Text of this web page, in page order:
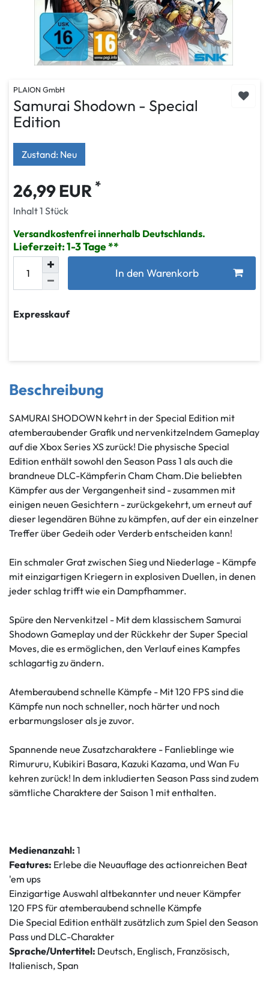
PLAION GmbH
Samurai Shodown - Special
Edition
Zustand: Neu
26,99 EUR *
Inhalt1 Stück
Versandkostenfrei innerhalb Deutschlands.
Lieferzeit: 1-3 Tage
In den Warenkorb
Expresskauf
Beschreibung
SAMURAI SHODOWN kehrt in der Special Edition mit
atemberaubender Grafik und nervenkitzelndem Gameplay
auf die Xbox Series XS zurück! Die physische Special
Edition enthält sowohl den Season Pass 1 als auch die
brandneue DLC-Kämpferin Cham Cham.Die beliebten
Kämpfer aus der Vergangenheit sind - zusammen mit
einigen neuen Gesichtern - zurückgekehrt, um erneut auf
dieser legendären Bühne zu kämpfen, auf der ein einzelner
Treffer über Gedeih oder Verderb entscheiden kann!
Ein schmaler Grat zwischen Sieg und Niederlage - Kämpfe
mit einzigartigen Kriegern in explosiven Duellen, in denen
jeder schlag trifft wie ein Dampfhammer.
Spüre den Nervenkitzel - Mit dem klassischem Samurai
Shodown Gameplay und der Rückkehr der Super Special
Moves, die es ermöglichen, den Verlauf eines Kampfes
schlagartig zu ändern.
Atemberaubend schnelle Kämpfe - Mit 120 FPS sind die
Kämpfe nun noch schneller, noch härter und noch
erbarmungsloser als je zuvor.
Spannende neue Zusatzcharaktere - Fanlieblinge wie
Rimururu, Kubikiri Basara, Kazuki Kazama, und Wan Fu
kehren zurück! In dem inkludierten Season Pass sind zudem
sämtliche Charaktere der Saison 1 mit enthalten.
Medienanzahl: 1
Features: Erlebe die Neuauflage des actionreichen Beat
'em ups
Einzigartige Auswahl altbekannter und neuer Kämpfer
120 FPS für atemberaubend schnelle Kämpfe
Die Special Edition enthält zusätzlich zum Spiel den Season
Pass und DLC-Charakter
Sprache/Untertitel: Deutsch, Englisch, Französisch,
Italienisch, Span